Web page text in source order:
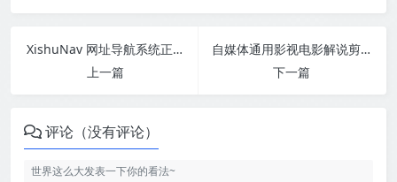
XishuNav 网址导航系统正式版
上一篇
自媒体通用影视电影解说剪辑短视频主页封面模板psd源文件+字体文件
下一篇
评论（没有评论）